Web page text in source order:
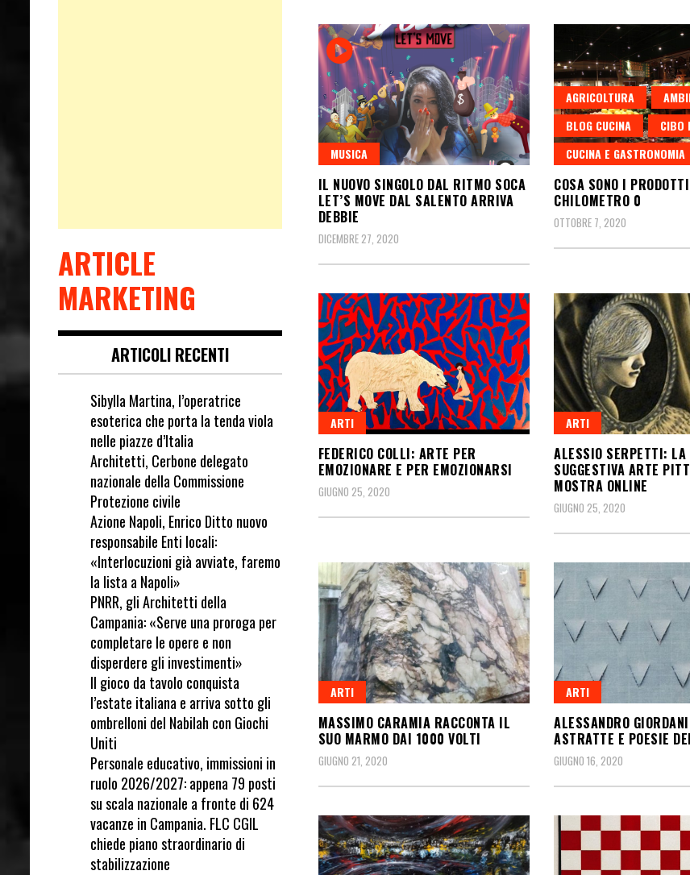
MUSICA
IL NUOVO SINGOLO DAL RITMO SOCA
LET’S MOVE DAL SALENTO ARRIVA
DEBBIE
DICEMBRE 27, 2020
AGRICOLTURA
BLOG CUCINA
CIBO
CUCINA E GASTRONOMIA
COSA SONO I
CHILOMETRO 0
OTTOBRE 7, 2020
ARTI
FEDERICO COLLI: ARTE PER
EMOZIONARE E PER EMOZIONARSI
GIUGNO 25, 2020
ARTI
ALESSIO SERPETTI: LA
SUGGESTIVA ARTE
MOSTRA ONLINE
GIUGNO 25, 2020
ARTI
MASSIMO CARAMIA RACCONTA IL
SUO MARMO DAI 1000 VOLTI
GIUGNO 21, 2020
ARTI
ALESSANDRO
ASTRATTE E POESIE
GIUGNO 16, 2020
ARTICLE
MARKETING
ARTICOLI RECENTI
Sibylla Martina, l’operatrice
esoterica che porta la tenda viola
nelle piazze d’Italia
Architetti, Cerbone delegato
nazionale della Commissione
Protezione civile
Azione Napoli, Enrico Ditto nuovo
responsabile Enti locali:
«Interlocuzioni già avviate, faremo
la lista a Napoli»
PNRR, gli Architetti della
Campania: «Serve una proroga per
completare le opere e non
disperdere gli investimenti»
Il gioco da tavolo conquista
l’estate italiana e arriva sotto gli
ombrelloni del Nabilah con Giochi
Uniti
Personale educativo, immissioni in
ruolo 2026/2027: appena 79 posti
su scala nazionale a fronte di 624
vacanze in Campania. FLC CGIL
chiede piano straordinario di
stabilizzazione